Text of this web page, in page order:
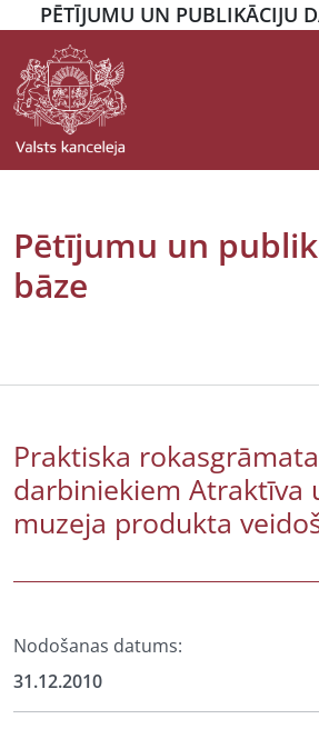
PĒTĪJUMU UN PUBLIKĀCIJU
Pētījumu un
bāze
Praktiska
darbiniekiem Atraktīva
muzeja produkta
Nodošanas datums:
31.12.2010